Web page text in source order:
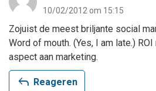
10/02/2012 om 15:15
Zojuist de meest briljante social
Word of mouth. (Yes, I am late.)
aspect aan marketing.
reply Reageren